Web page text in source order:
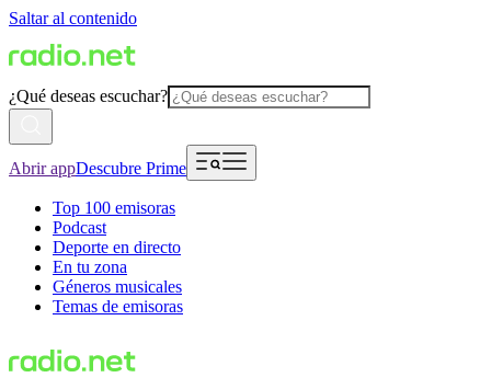
Saltar al contenido
¿Qué deseas escuchar?
Abrir appDescubre Prime
Top 100 emisoras
Podcast
Deporte en directo
En tu zona
Géneros musicales
Temas de emisoras